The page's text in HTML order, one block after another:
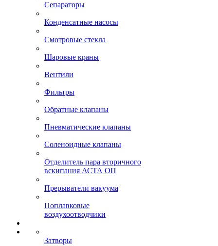
Сепараторы
Конденсатные насосы
Смотровые стекла
Шаровые краны
Вентили
Фильтры
Обратные клапаны
Пневматические клапаны
Соленоидные клапаны
Отделитель пара вторичного
вскипания АСТА ОП
Прерыватели вакуума
Поплавковые
воздухоотводчики
Затворы